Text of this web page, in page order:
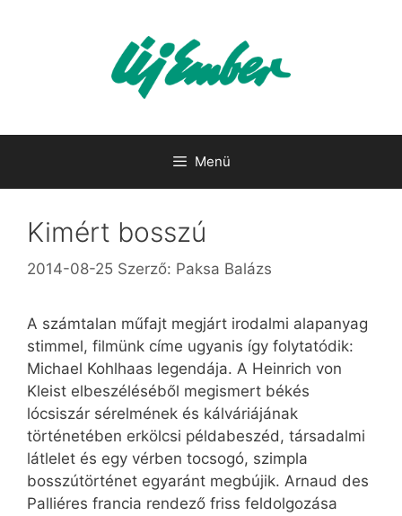
Menü
Kimért bosszú
2014-08-25 Szerző: Paksa Balázs
A számtalan műfajt megjárt irodalmi alapanyag
stimmel, filmünk címe ugyanis így folytatódik:
Michael Kohlhaas legendája. A Heinrich von
Kleist elbeszéléséből megismert békés
lócsiszár sérelmének és kálváriájának
történetében erkölcsi példabeszéd, társadalmi
látlelet és egy vérben tocsogó, szimpla
bosszútörténet egyaránt megbújik. Arnaud des
Palliéres francia rendező friss feldolgozása